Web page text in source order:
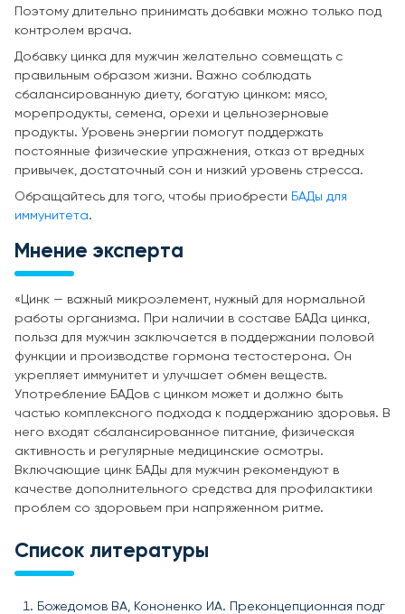
Поэтому длительно принимать добавки можно только под
контролем врача.
Добавку цинка для мужчин желательно совмещать с
правильным образом жизни. Важно соблюдать
сбалансированную диету, богатую цинком: мясо,
морепродукты, семена, орехи и цельнозерновые
продукты. Уровень энергии помогут поддержать
постоянные физические упражнения, отказ от вредных
привычек, достаточный сон и низкий уровень стресса.
Обращайтесь для того, чтобы приобрести БАДы для
иммунитета.
Мнение эксперта
«Цинк — важный микроэлемент, нужный для нормальной
работы организма. При наличии в составе БАДа цинка,
польза для мужчин заключается в поддержании половой
функции и производстве гормона тестостерона. Он
укрепляет иммунитет и улучшает обмен веществ.
Употребление БАДов с цинком может и должно быть
частью комплексного подхода к поддержанию здоровья. В
него входят сбалансированное питание, физическая
активность и регулярные медицинские осмотры.
Включающие цинк БАДы для мужчин рекомендуют в
качестве дополнительного средства для профилактики
проблем со здоровьем при напряженном ритме.
Список литературы
Божедомов ВА, Кононенко ИА. Преконцепционная подг